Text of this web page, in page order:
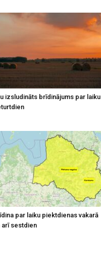
izsludināts brīdinājums par laiku
par laiku piektdienas vakarā
arī sestdien